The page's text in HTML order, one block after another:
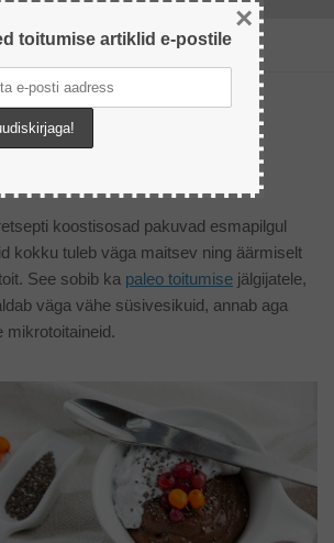
küüslaugu ja
koostisosad pakuvad esmapilgul
kokku tuleb väga maitsev ning äärmiselt
See sobib ka paleo toitumise jälgijatele,
väga vähe süsivesikuid, annab aga
mikrotoitaineid.
toitumise artiklid e-postile
×